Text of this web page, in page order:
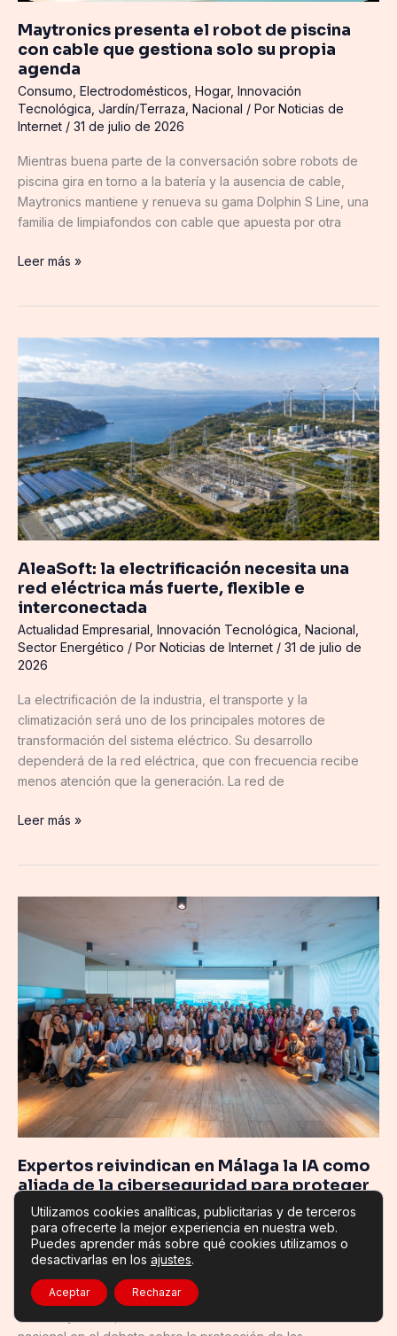
Maytronics presenta el robot de piscina
con cable que gestiona solo su propia
agenda
Consumo Electrodomésticos Hogar, Innovación
Tecnológica Jardín/Terraza Nacional / Por Noticias de
Internet / 31 de julio de 2026
Mientras buena parte de la conversación sobre robots de
piscina gira en torno a la batería y la ausencia de cable,
Maytronics mantiene y renueva su gama Dolphin S Line, una
familia de limpiafondos con cable que apuesta por otra
su
propia
agenda
Leer más »
AleaSoft: la electrificación necesita una
red eléctrica más fuerte, flexible e
interconectada
Actualidad Empresarial Innovación Tecnológica Nacional
Sector Energético / Por Noticias de Internet / 31 de julio de
2026
La electrificación de la industria, el transporte y la
climatización será uno de los principales motores de
transformación del sistema eléctrico. Su desarrollo
dependerá de la red eléctrica, que con frecuencia recibe
menos atención que la generación. La red de
AleaSoft:
la
electrificación
necesita
una
red
eléctrica
más
fuerte,
flexible
interconectada
Leer más »
Expertos reivindican en Málaga la IA como
aliada de la ciberseguridad para proteger
servicios esenciales
Actualidad Empresarial,Andalucia,Ciberseguridad,
Innovación Tecnológica,Inteligencia Artificial y Robótica
Nacional/ PorNoticias de Internet
La V Jornada ‘Ciberseguridad Frente al Mar’, organizada por
la
IA
como
aliada
de
ciberseguridad
para
servicios
esenciales
Utilizamos cookies analíticas, publicitarias y de terceros
para ofrecerte la mejor experiencia en nuestra web.
Puedes aprender más sobre qué cookies utilizamos o
desactivarlas en los ajustes.
Aceptar Rechazar